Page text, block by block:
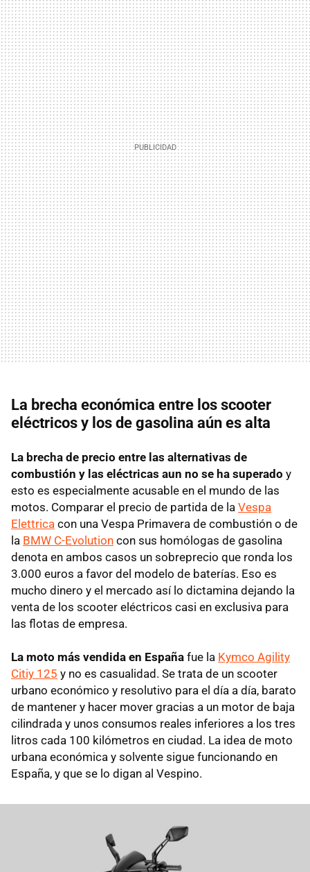
La brecha económica entre los scooter
eléctricos y los de gasolina aún es alta
La brecha de precio entre las alternativas de
combustión y las eléctricas aun no se ha superado y
esto es especialmente acusable en el mundo de las
motos. Comparar el precio de partida de la Vespa
Elettrica con una Vespa Primavera de combustión o de
la BMW C-Evolution con sus homólogas de gasolina
denota en ambos casos un sobreprecio que ronda los
3.000 euros a favor del modelo de baterías. Eso es
mucho dinero y el mercado así lo dictamina dejando la
venta de los scooter eléctricos casi en exclusiva para
las flotas de empresa.
La moto más vendida en España fue la Kymco Agility
Citiy 125 y no es casualidad. Se trata de un scooter
urbano económico y resolutivo para el día a día, barato
de mantener y hacer mover gracias a un motor de baja
cilindrada y unos consumos reales inferiores a los tres
litros cada 100 kilómetros en ciudad. La idea de moto
urbana económica y solvente sigue funcionando en
España, y que se lo digan al Vespino.